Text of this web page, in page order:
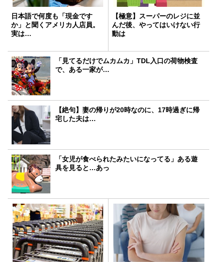
日本語で何度も「現金です
か」と聞くアメリカ人店員。
実は…
【極意】スーパーのレジに並
んだ後、やってはいけない行
動は
「見てるだけでムカムカ」TDL入口の荷物検査
で、ある一家が…
【絶句】妻の帰りが20時なのに、17時過ぎに帰
宅した夫は…
「女児が食べられたみたいになってる」ある遊
具を見ると…あっ